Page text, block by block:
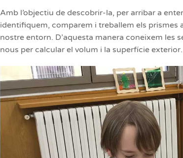
Amb l’objectiu de descobrir-la, per arribar a
identifiquem, comparem i treballem els prismes
nostre entorn. D’aquesta manera coneixem les
nous per calcular el volum i la superfície exterior.